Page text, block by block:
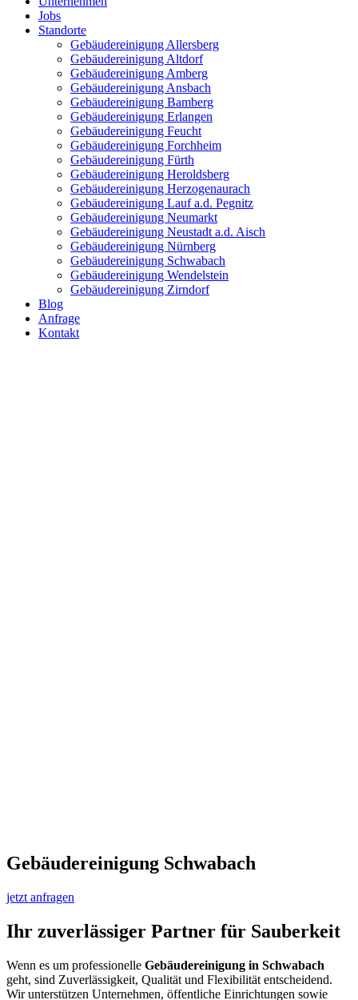
Jobs
Standorte
Gebäudereinigung Allersberg
Gebäudereinigung Altdorf
Gebäudereinigung Amberg
Gebäudereinigung Ansbach
Gebäudereinigung Bamberg
Gebäudereinigung Erlangen
Gebäudereinigung Feucht
Gebäudereinigung Forchheim
Gebäudereinigung Fürth
Gebäudereinigung Heroldsberg
Gebäudereinigung Herzogenaurach
Gebäudereinigung Lauf a.d. Pegnitz
Gebäudereinigung Neumarkt
Gebäudereinigung Neustadt a.d. Aisch
Gebäudereinigung Nürnberg
Gebäudereinigung Schwabach
Gebäudereinigung Wendelstein
Gebäudereinigung Zirndorf
Blog
Anfrage
Kontakt
Gebäudereinigung Schwabach
jetzt anfragen
Ihr zuverlässiger Partner für Sauberkeit
Wenn es um professionelle Gebäudereinigung in Schwabach
geht, sind Zuverlässigkeit, Qualität und Flexibilität entscheidend.
Wir unterstützen Unternehmen, öffentliche Einrichtungen sowie